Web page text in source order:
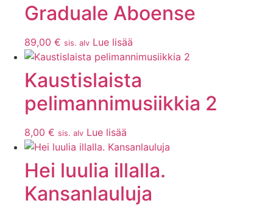
Graduale Aboense
89,00 € sis. alv Lue lisää
Kaustislaista
pelimannimusiikkia 2
8,00 € sis. alv Lue lisää
Hei luulia illalla.
Kansanlauluja